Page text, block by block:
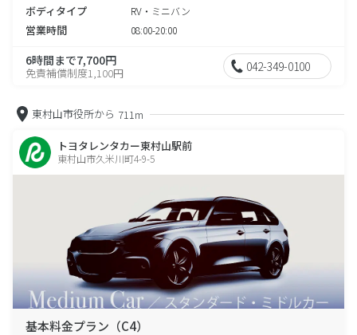
ボディタイプ RV・ミニバン
営業時間 08:00-20:00
6時間まで7,700円
免責補償制度1,100円 042-349-0100
東村山市役所から 711m
トヨタレンタカー東村山駅前
東村山市久米川町4-9-5
基本料金プラン（C4）